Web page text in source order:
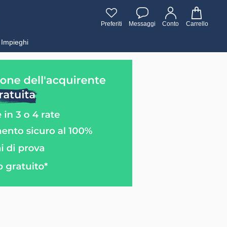
Preferiti Messaggi Conto Carrello
Impieghi